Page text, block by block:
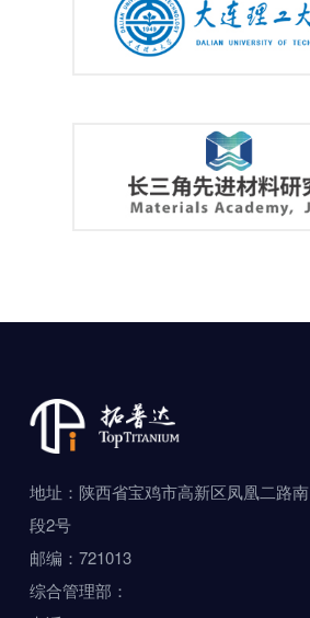
地址：陕西省宝鸡市高新区凤凰二路南
段2号
邮编：721013
综合管理部：